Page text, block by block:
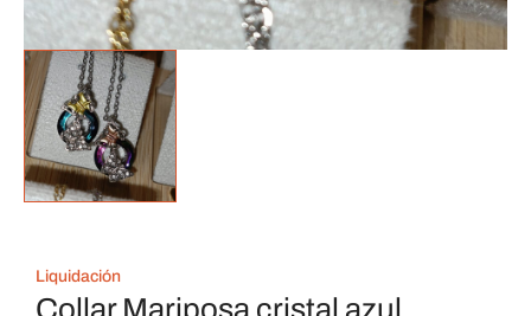
Liquidación
Collar Mariposa cristal azul